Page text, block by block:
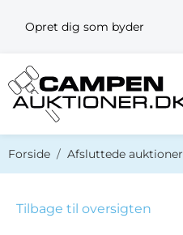
Opret dig som byder
Forside Afsluttede auktioner
Tilbage til oversigten